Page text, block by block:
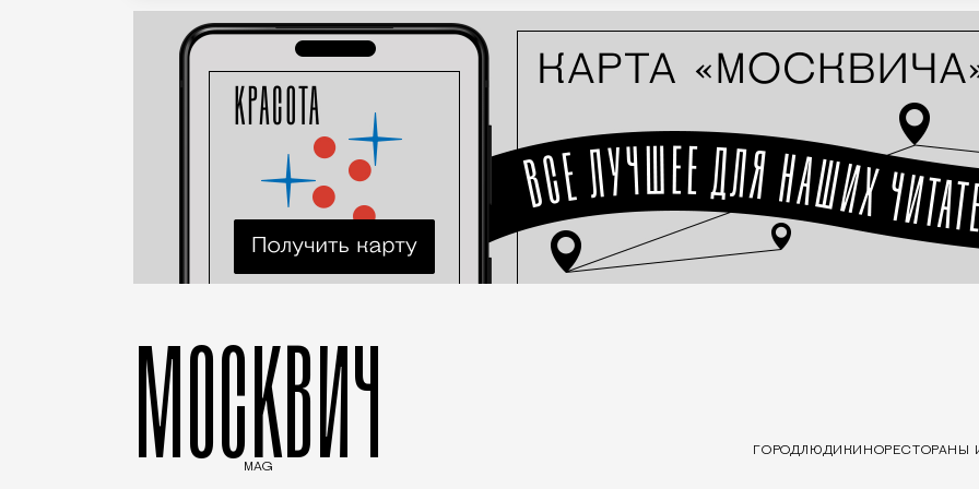
МОСКВИЧ
MAG
ГОРОДЛЮДИ КИНОРЕСТОРАНЫ